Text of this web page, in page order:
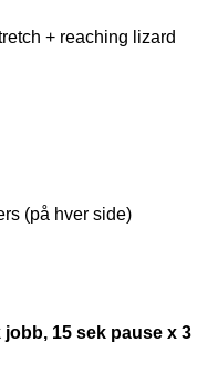
+ reaching lizard
(på hver side)
jobb, 15 sek pause x